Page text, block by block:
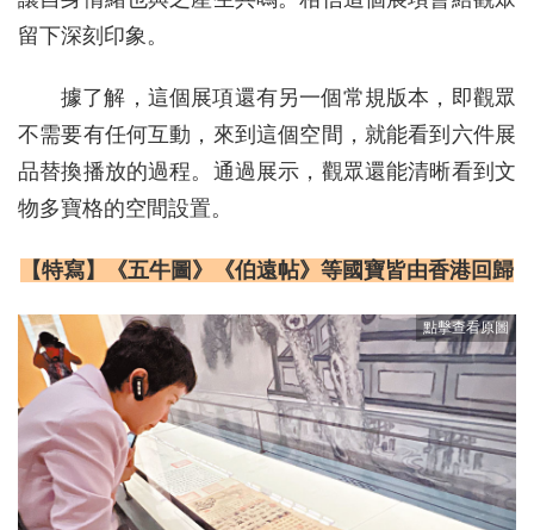
留下深刻印象。
據了解，這個展項還有另一個常規版本，即觀眾
不需要有任何互動，來到這個空間，就能看到六件展
品替換播放的過程。通過展示，觀眾還能清晰看到文
物多寶格的空間設置。
【特寫】《五牛圖》《伯遠帖》等國寶皆由香港回歸